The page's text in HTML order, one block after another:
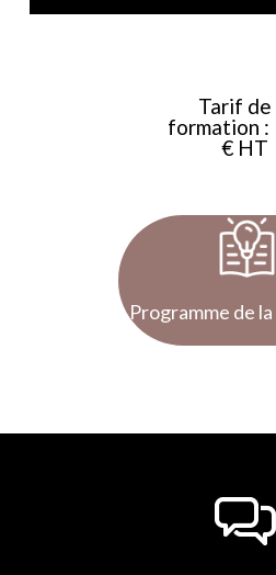
Tarif de
formation :
€ HT
Programme de